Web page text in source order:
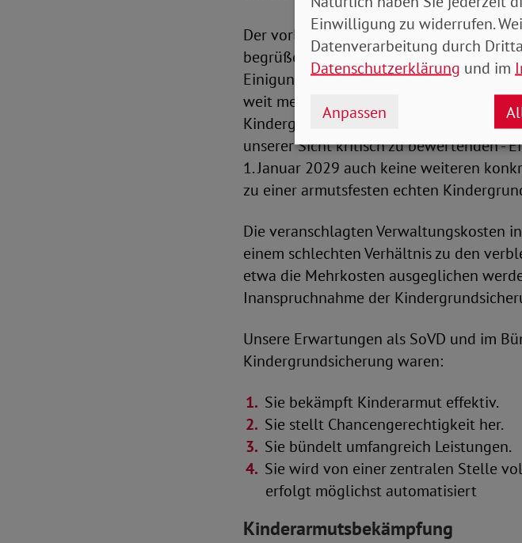
Der vorliegende Gesetzentwurf ist
begrüßen wir, dass nach
Einigung gefunden wurde. Vom
weit mehr versprochen als eine reine
Kindergrundsicherung der Zukunft, die
unserer Sicht kritisch zu bewertenden -
1. Januar 2029 auch keine weiteren
zu einer armutsfesten echten
Die veranschlagten Verwaltungskosten
einem schlechten Verhältnis zu den
etwa die Mehrkosten ausgeglichen
Inanspruchnahme der
Unsere Erwartungen als SoVD und im
Kindergrundsicherung waren:
Sie bekämpft Kinderarmut effektiv.
Sie stellt Chancengerechtigkeit her.
Sie bündelt umfangreich Leistungen.
Sie wird von einer zentralen Stelle
erfolgt möglichst automatisiert
Kinderarmutsbekämpfung
Einwilligung zu widerrufen.
Datenverarbeitung durch
Datenschutzerklärung und im
Anpassen